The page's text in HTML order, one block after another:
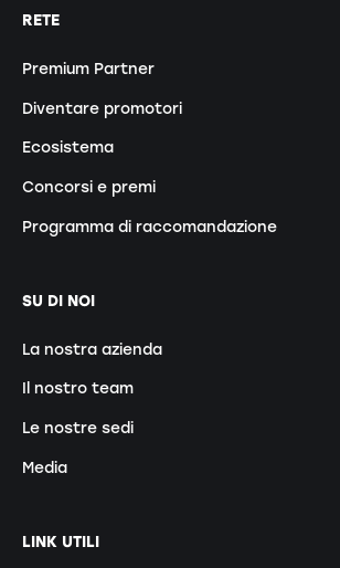
RETE
Premium Partner
Diventare promotori
Ecosistema
Concorsi e premi
Programma di raccomandazione
SU DI NOI
La nostra azienda
Il nostro team
Le nostre sedi
Media
LINK UTILI